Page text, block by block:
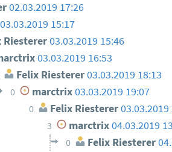
02.03.2019 17:26
03.03.2019 15:17
Riesterer03.03.2019 15:46
03.03.2019 16:53
Felix Riesterer03.03.2019 18:13
0 marctrix 03.03.2019 19:07
0 Felix Riesterer03.03.2019
3 marctrix04.03.2019
0 Felix Riesterer